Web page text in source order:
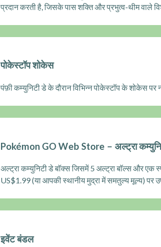
प्रदान करती है, जिसके पास शक्ति और प्रभुत्व-थीम वाले
पोकेस्टॉप शोकेस
पंफ़ी कम्युनिटी डे के दौरान विभिन्न पोकेस्टॉप के शोकेस
Pokémon GO Web Store – अल्ट्रा
अल्ट्रा कम्युनिटी डे बॉक्स जिसमें 5 अल्ट्रा बॉल्स और एक
US$1.99 (या आपकी स्थानीय मुद्रा में समतुल्य मूल्य) पर
इवेंट बंडल